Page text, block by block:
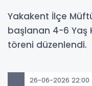
Yakakent İlçe
başlanan 4-6 Yaş
töreni düzenlendi.
26-06-2026 22:00